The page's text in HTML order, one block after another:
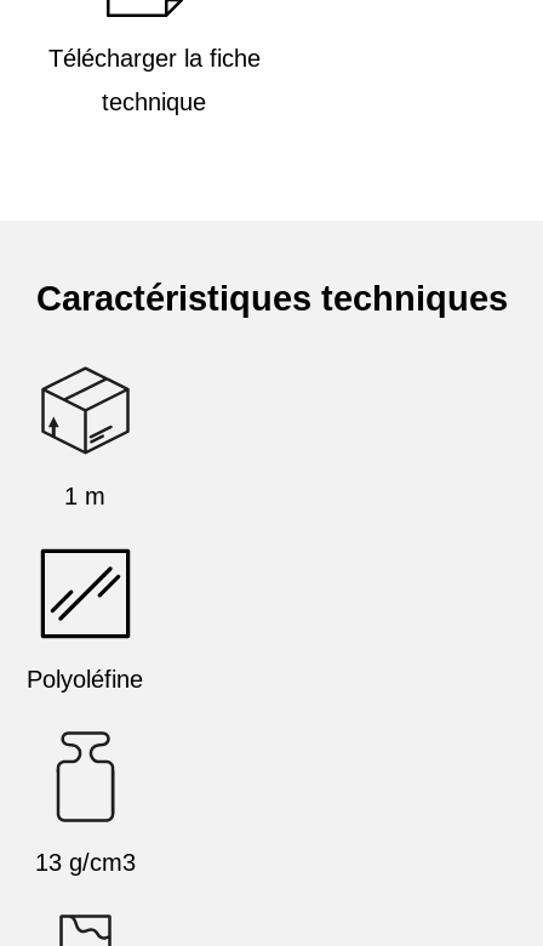
Télécharger la fiche
technique
Caractéristiques techniques
1 m
Polyoléfine
13 g/cm3